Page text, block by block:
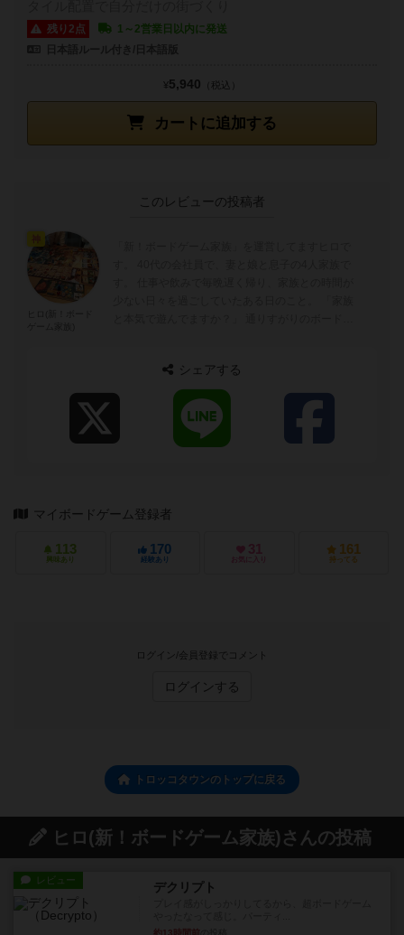
残り2点
1～2営業日以内に発送
カートに追加する
¥5,940 （税込）
このレビューの投稿者
シェアする
マイボードゲーム登録者
113
興味あり
170
経験あり
31
お気に入り
161
持ってる
ログイン/会員登録でコメント
ログインする
トロッコタウンのトップに戻る
ヒロ(新！ボードゲーム家族)さんの投稿
レビュー デクリプト
約13時間前